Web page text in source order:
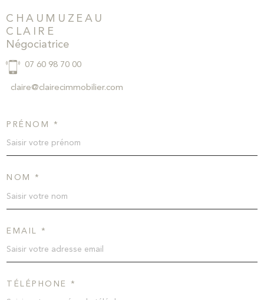
CHAUMUZEAU
CLAIRE
Négociatrice
07 60 98 70 00
claire@clairecimmobilier.com
PRÉNOM *
NOM *
EMAIL *
TÉLÉPHONE *